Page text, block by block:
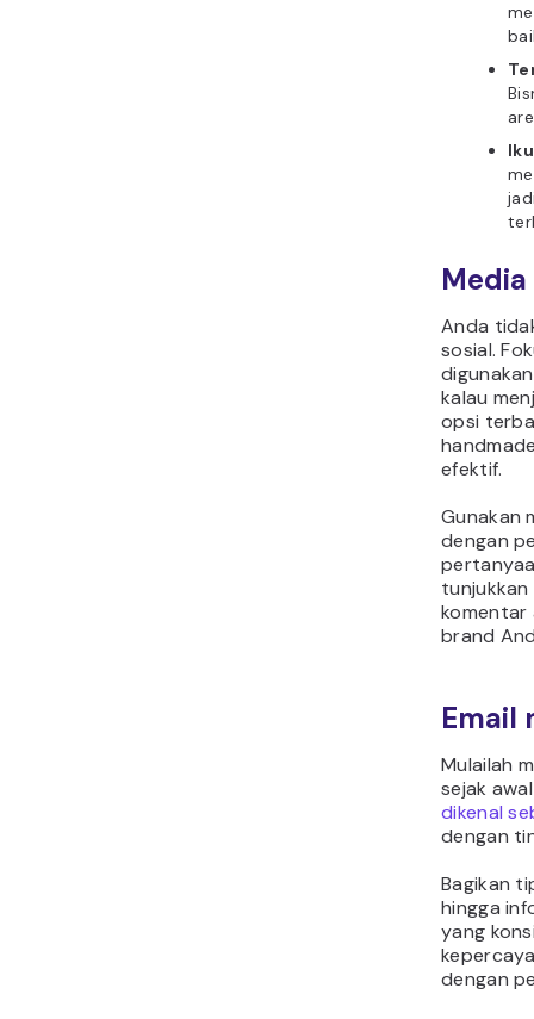
Anda
sosial.
kalau
opsi
efektif.
Gunakan
dengan
komentar
brand
Email
Mulailah
sejak
dikenal
dengan
Bagikan
hingga
yang
dengan